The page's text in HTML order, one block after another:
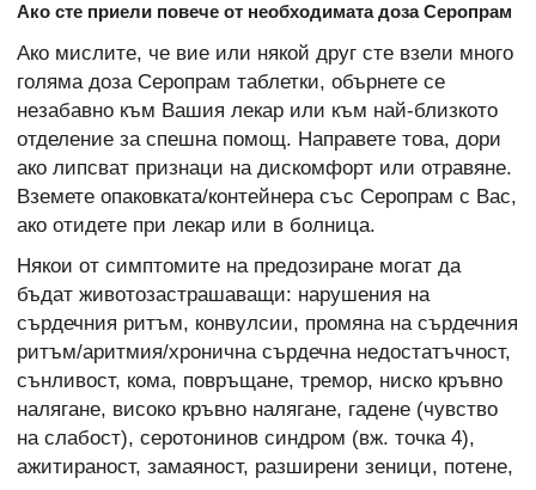
Ако сте приели повече от необходимата доза Серопрам
Ако мислите, че вие или някой друг сте взели много
голяма доза Серопрам таблетки, обърнете се
незабавно към Вашия лекар или към най-близкото
отделение за спешна помощ. Направете това, дори
ако липсват признаци на дискомфорт или отравяне.
Вземете опаковката/контейнера със Серопрам с Вас,
ако отидете при лекар или в болница.
Някои от симптомите на предозиране могат да
бъдат животозастрашаващи: нарушения на
сърдечния ритъм, конвулсии, промяна на сърдечния
ритъм/аритмия/хронична сърдечна недостатъчност,
сънливост, кома, повръщане, тремор, ниско кръвно
налягане, високо кръвно налягане, гадене (чувство
на слабост), серотонинов синдром (вж. точка 4),
ажитираност, замаяност, разширени зеници, потене,